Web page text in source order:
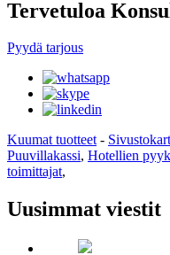
Tervetuloa
Pyydä tarjous
Kuumat tuotteet-
Puuvillakassi, Hotellien
toimittajat,
Uusimmat viestit